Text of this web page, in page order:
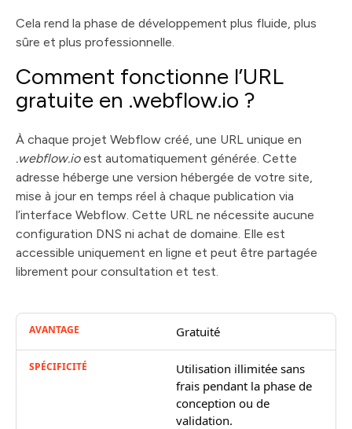
Cela rend la phase de développement plus fluide, plus
sûre et plus professionnelle.
Comment fonctionne l’URL
gratuite en .webflow.io ?
À chaque projet Webflow créé, une URL unique en
.webflow.ioest automatiquement générée. Cette
adresse héberge une version hébergée de votre site,
mise à jour en temps réel à chaque publication via
l’interface Webflow. Cette URL ne nécessite aucune
configuration DNS ni achat de domaine. Elle est
accessible uniquement en ligne et peut être partagée
librement pour consultation et test.
Gratuité
Utilisation illimitée sans
frais pendant la phase de
conception ou de
validation.